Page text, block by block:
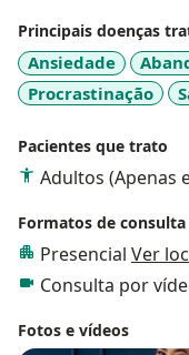
Minha missão é
enfrentando
uma vida com mais
Meu estilo de
Procuro oferecer
seus sentimentos,
suas habilidades e
buscando aliviar os
Minhas abordagens:
Principais doenças
Ansiedade
Procrastinação
Pacientes que trato
Adultos (Apenas
Formatos de consulta
Presencial Ver
Consulta por
Fotos e vídeos